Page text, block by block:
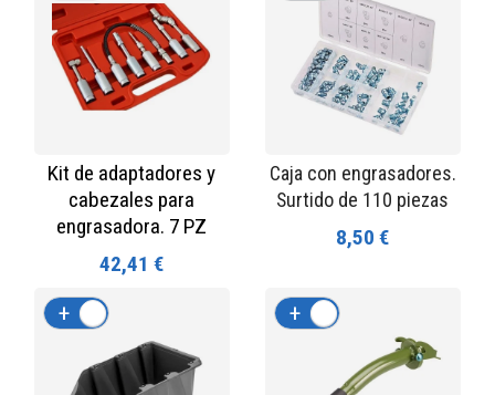
Kit de adaptadores y
cabezales para
engrasadora. 7 PZ
42,41 €
Caja con engrasadores.
Surtido de 110 piezas
8,50 €
+ +